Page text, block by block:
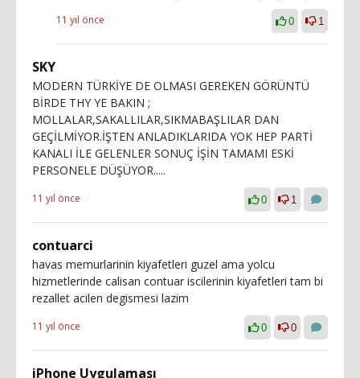
11 yıl önce 0 1
SKY
MODERN TÜRKİYE DE OLMASI GEREKEN GÖRÜNTÜ
BİRDE THY YE BAKIN ;
MOLLALAR,SAKALLILAR,SIKMABAŞLILAR DAN
GEÇİLMİYOR.İŞTEN ANLADIKLARIDA YOK HEP PARTİ
KANALI İLE GELENLER SONUÇ İŞİN TAMAMI ESKİ
PERSONELE DÜŞÜYOR.....
11 yıl önce 0 1
contuarci
havas memurlarinin kiyafetleri guzel ama yolcu
hizmetlerinde calisan contuar iscilerinin kiyafetleri tam bi
rezallet acilen degismesi lazim
11 yıl önce 0 0
iPhone Uygulaması